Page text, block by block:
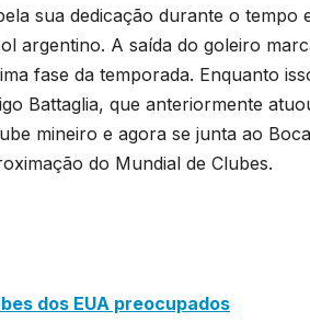
sua dedicação durante o tempo
argentino. A saída do goleiro
fase da temporada. Enquanto
Battaglia, que anteriormente
mineiro e agora se junta ao
do Mundial de Clubes.
dos EUA preocupados